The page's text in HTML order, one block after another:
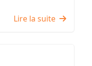
Lire la suite